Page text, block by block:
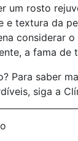
um rosto
e textura da
considerar o
a fama
Para saber
siga a